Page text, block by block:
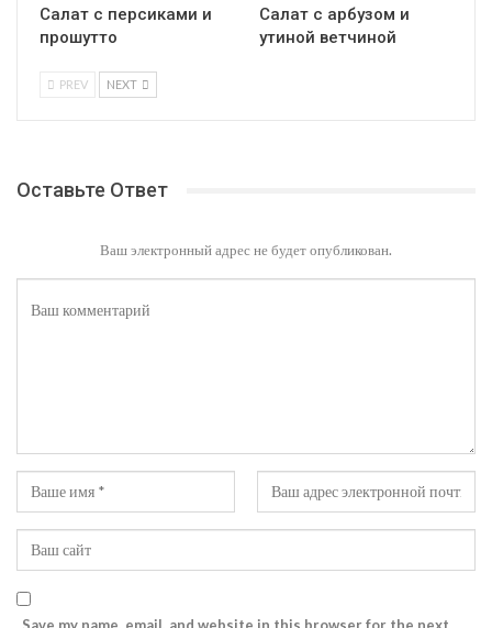
Салат с персиками и
прошутто
Салат с арбузом и
утиной ветчиной
PREV NEXT
Оставьте Ответ
Ваш электронный адрес не будет опубликован.